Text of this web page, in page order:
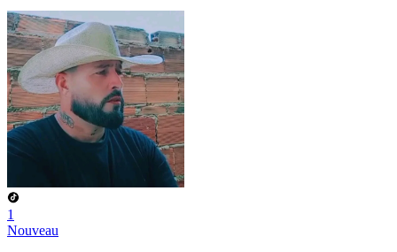
1
Nouveau